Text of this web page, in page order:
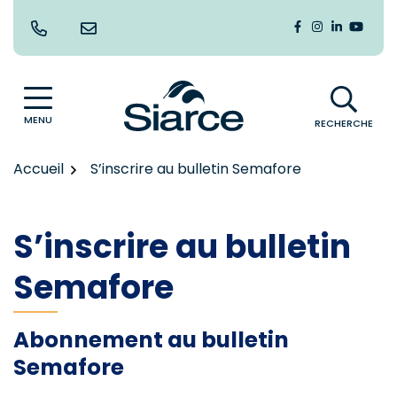
contenu
Lien vers le
Lien vers le
Lien vers
Lien
MENU RECHERCHE
Accueil S’inscrire au bulletin Semafore
S’inscrire au bulletin
Semafore
Abonnement au bulletin
Semafore